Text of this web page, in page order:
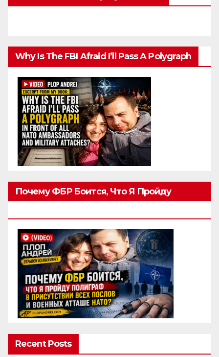
Why Is The FBI Afraid I’ll Pass A Polygraph
Почему ФБР Боится, Что Я Пройду
Recent Posts